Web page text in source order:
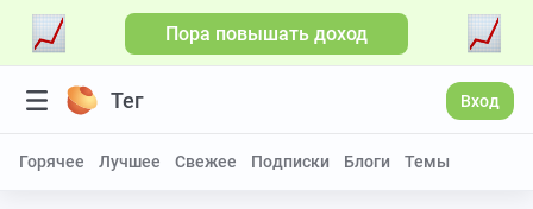
Пора повышать доход
Тег Вход
Горячее Лучшее Свежее Подписки Блоги Темы
Больше видео